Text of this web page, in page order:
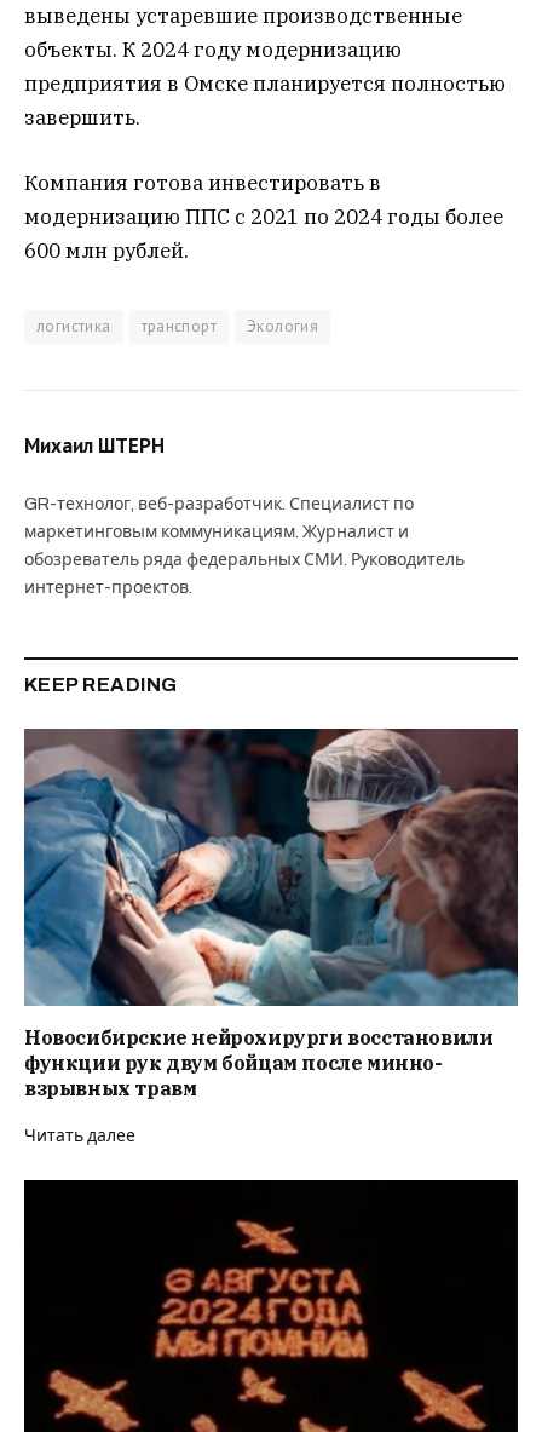
выведены устаревшие производственные
объекты. К 2024 году модернизацию
предприятия в Омске планируется полностью
завершить.
Компания готова инвестировать в
модернизацию ППС с 2021 по 2024 годы более
600 млн рублей.
логистика транспорт Экология
Михаил ШТЕРН
GR-технолог, веб-разработчик. Специалист по
маркетинговым коммуникациям. Журналист и
обозреватель ряда федеральных СМИ. Руководитель
интернет-проектов.
KEEP READING
Новосибирские нейрохирурги восстановили
функции рук двум бойцам после минно-
взрывных травм
Читать далее